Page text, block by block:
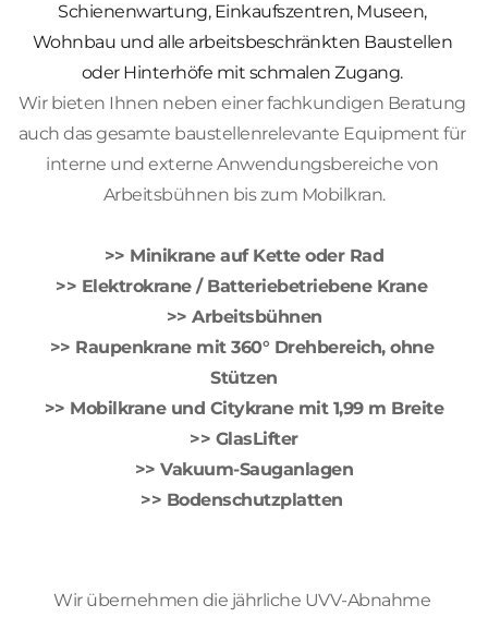
Schienenwartung, Einkaufszentren, Museen,
Wohnbau und alle arbeitsbeschränkten Baustellen
oder Hinterhöfe mit schmalen Zugang.
Wir bieten Ihnen neben einer fachkundigen Beratung
auch das gesamte baustellenrelevante Equipment für
interne und externe Anwendungsbereiche von
Arbeitsbühnen bis zum Mobilkran.
>> Minikrane auf Kette oder Rad
>> Elektrokrane / Batteriebetriebene Krane
>> Arbeitsbühnen
>> Raupenkrane mit 360° Drehbereich, ohne
Stützen
>> Mobilkrane und Citykrane mit 1,99 m Breite
>> GlasLifter
>> Vakuum-Sauganlagen
>> Bodenschutzplatten
Wir übernehmen die jährliche UVV-Abnahme